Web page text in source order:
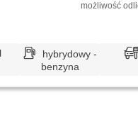
możliwość
hybrydowy -
benzyna